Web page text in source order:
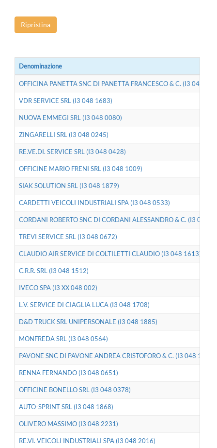
Ripristina
Denominazione
OFFICINA PANETTA SNC DI PANETTA FRANCESCO & C. (I3 048
VDR SERVICE SRL (I3 048 1683)
NUOVA EMMEGI SRL (I3 048 0080)
ZINGARELLI SRL (I3 048 0245)
RE.VE.DI. SERVICE SRL (I3 048 0428)
OFFICINE MARIO FRENI SRL (I3 048 1009)
SIAK SOLUTION SRL (I3 048 1879)
CARDETTI VEICOLI INDUSTRIALI SPA (I3 048 0533)
CORDANI ROBERTO SNC DI CORDANI ALESSANDRO & C. (I3 048
TREVI SERVICE SRL (I3 048 0672)
CLAUDIO AIR SERVICE DI COLTILETTI CLAUDIO (I3 048 1613)
C.R.R. SRL (I3 048 1512)
IVECO SPA (I3 XX 048 002)
L.V. SERVICE DI CIAGLIA LUCA (I3 048 1708)
D&D TRUCK SRL UNIPERSONALE (I3 048 1885)
MONFREDA SRL (I3 048 0564)
PAVONE SNC DI PAVONE ANDREA CRISTOFORO & C. (I3 048 1362)
RENNA FERNANDO (I3 048 0651)
OFFICINE BONELLO SRL (I3 048 0378)
AUTO-SPRINT SRL (I3 048 1868)
OLIVERO MASSIMO (I3 048 2231)
RE.VI. VEICOLI INDUSTRIALI SPA (I3 048 2016)